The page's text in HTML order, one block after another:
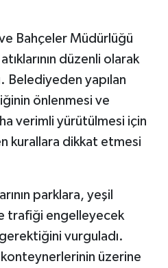
Bahçeler Müdürlüğü
düzenli olarak
Belediyeden yapılan
önlenmesi ve
verimli yürütülmesi için
kurallara dikkat etmesi
parklara, yeşil
trafiği engelleyecek
gerektiğini vurguladı.
konteynerlerinin üzerine